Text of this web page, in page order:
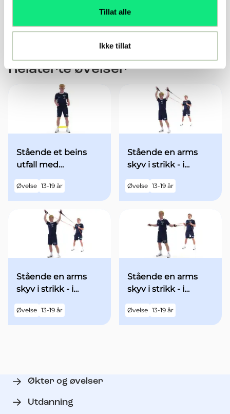
Tillat alle
Ikke tillat
Utføre kombinasjon av steg med kontrollerte stopp
Relaterte øvelser
Stående et beins
utfall med
utgangsstilling
Øvelse 13-19 år
Stående en arms
skyv i strikk - i
begge armene over
hodet - med økt fart
Øvelse 13-19 år
Stående en arms
skyv i strikk - i
utgangsstilling med
begge armene over
hodet
Øvelse 13-19 år
Stående en arms
skyv i strikk - i
utgangsstilling med
begge armene
"90grader" ut til
Øvelse 13-19 år
Økter og øvelser
Utdanning